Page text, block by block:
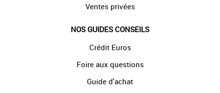
Ventes privées
NOS GUIDES CONSEILS
Crédit Euros
Foire aux questions
Guide d'achat